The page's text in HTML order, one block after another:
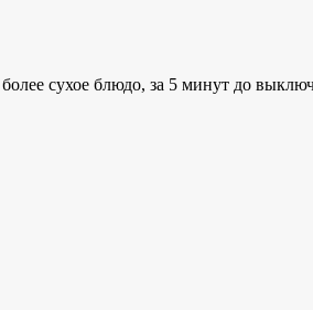
сухое блюдо, за 5 минут до